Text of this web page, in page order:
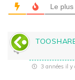
Le
3 années il y